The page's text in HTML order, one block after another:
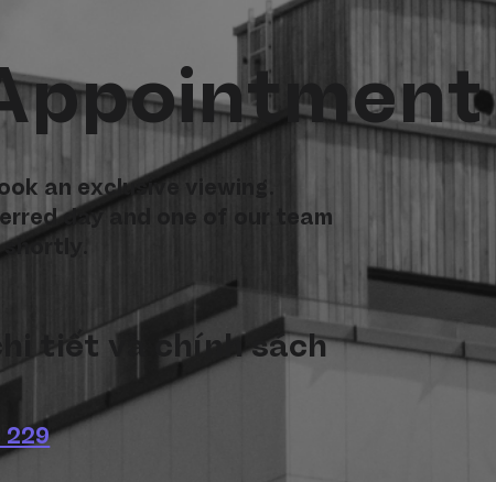
an exclusive viewing.
day and one of our team
tiết và chính sách
229